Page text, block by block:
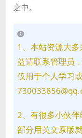
之中。
1、本站资源大
益请联系管理员
仅用于个人学习
2、有很多小伙
部分用英文原版